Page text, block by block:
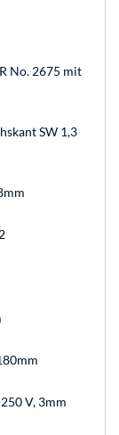
No. 2675 mit
SW 1,3
V, 3mm